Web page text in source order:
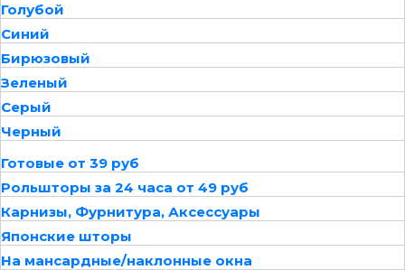
Голубой
Синий
Бирюзовый
Зеленый
Серый
Черный
Готовые от 39 руб
Рольшторы за 24 часа от 49 руб
Карнизы, Фурнитура, Аксессуары
Японские шторы
На мансардные/наклонные окна